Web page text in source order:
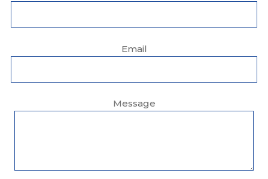
Email
Message